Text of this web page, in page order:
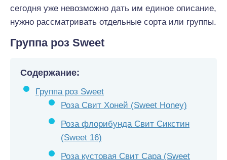
сегодня уже невозможно дать им единое описание,
нужно рассматривать отдельные сорта или группы.
Группа роз Sweet
Содержание:
Группа роз Sweet
Роза Свит Хоней (Sweet Honey)
Роза флорибунда Свит Сикстин
(Sweet 16)
Роза кустовая Свит Сара (Sweet